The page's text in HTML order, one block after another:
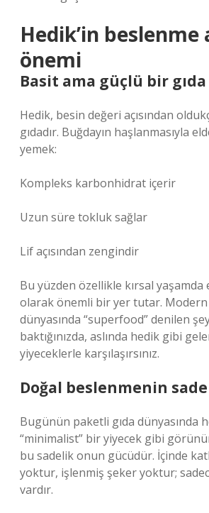
Hedik’in beslenme
önemi
Basit ama güçlü bir gıda
Hedik, besin değeri açısından
gıdadır. Buğdayın haşlanmasıyla
yemek:
Kompleks karbonhidrat içerir
Uzun süre tokluk sağlar
Lif açısından zengindir
Bu yüzden özellikle kırsal yaşamda
olarak önemli bir yer tutar.
dünyasında “superfood” denilen
baktığınızda, aslında hedik gibi
yiyeceklerle karşılaşırsınız.
Doğal beslenmenin
Bugünün paketli gıda dünyasında
“minimalist” bir yiyecek gibi
bu sadelik onun gücüdür. İçinde
yoktur, işlenmiş şeker yoktur;
vardır.